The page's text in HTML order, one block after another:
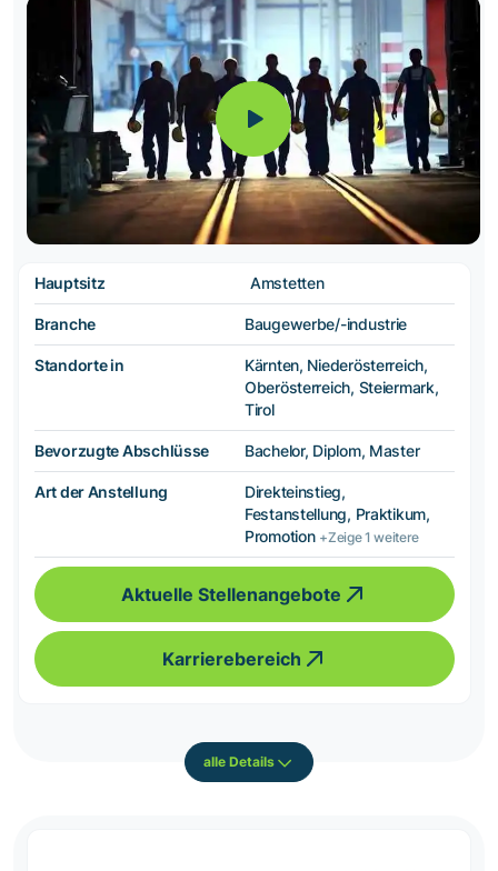
Hauptsitz Amstetten
Branche Baugewerbe/-industrie
Standorte in
Kärnten, Niederösterreich,
Oberösterreich, Steiermark,
Tirol
Bevorzugte Abschlüsse Bachelor, Diplom, Master
Art der Anstellung
Direkteinstieg,
Festanstellung, Praktikum,
Promotion +Zeige 1 weitere
Aktuelle Stellenangebote
Karrierebereich
alle Details